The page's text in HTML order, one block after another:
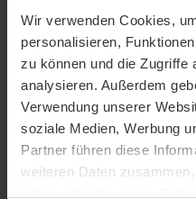
Wir verwenden Cookies,
personalisieren,
zu können und die Zugriffe
analysieren. Außerdem
Verwendung unserer
soziale Medien, Werbung
Partner führen diese
weiteren Daten
Zusammenarbeit mit
exklusiven innovativen
und entfernen Flecken für
DenivitZahnpasten sind
als normale Zahnpasta